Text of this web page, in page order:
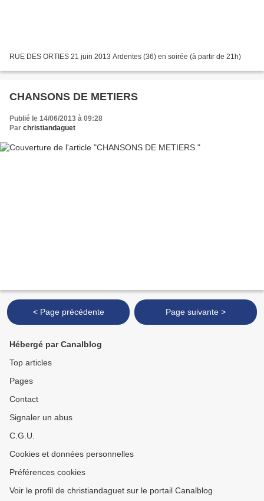
RUE DES ORTIES 21 juin 2013 Ardentes (36) en soirée (à partir de 21h)
CHANSONS DE METIERS
Publié le 14/06/2013 à 09:28
Par christiandaguet
< Page précédente Page suivante >
Hébergé par Canalblog
Top articles
Pages
Contact
Signaler un abus
C.G.U.
Cookies et données personnelles
Préférences cookies
Voir le profil de christiandaguet sur le portail Canalblog